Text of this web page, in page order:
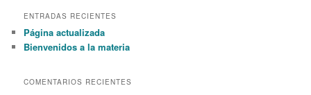
r
h
ENTRADAS RECIENTES
Página actualizada
Bienvenidos a la materia
COMENTARIOS RECIENTES